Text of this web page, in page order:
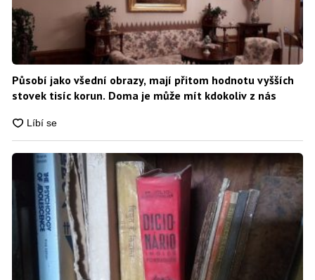
Působí jako všední obrazy, mají přitom hodnotu vyšších
stovek tisíc korun. Doma je může mít kdokoliv z nás